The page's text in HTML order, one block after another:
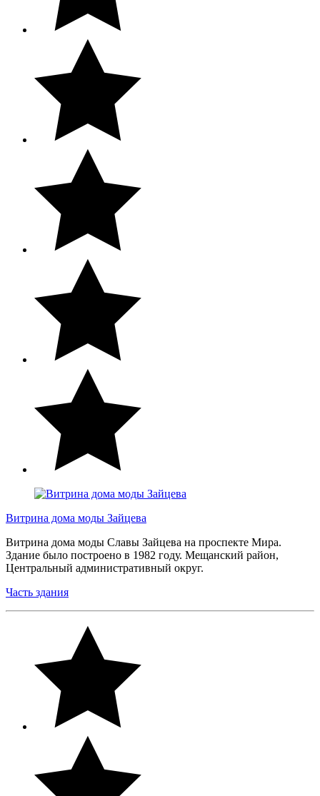
Витрина дома моды Зайцева
Витрина дома моды Славы Зайцева на проспекте Мира.
Здание было построено в 1982 году. Мещанский район,
Центральный административный округ.
Часть здания